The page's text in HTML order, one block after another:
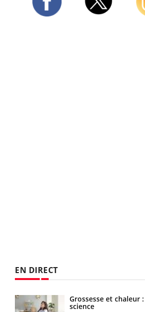
EN DIRECT
Grossesse et chaleur
science